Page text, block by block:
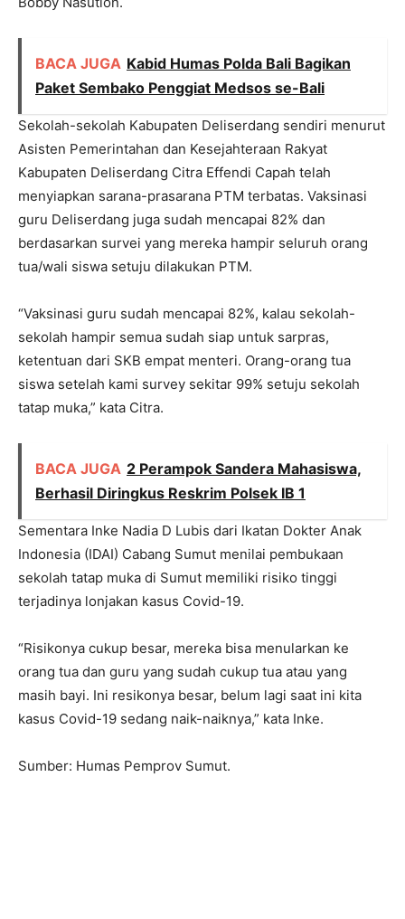
BACA JUGA Kabid Humas Polda Bali Bagikan
Paket Sembako Penggiat Medsos se-Bali
Sekolah-sekolah Kabupaten Deliserdang sendiri menurut
Asisten Pemerintahan dan Kesejahteraan Rakyat
Kabupaten Deliserdang Citra Effendi Capah telah
menyiapkan sarana-prasarana PTM terbatas. Vaksinasi
guru Deliserdang juga sudah mencapai 82% dan
berdasarkan survei yang mereka hampir seluruh orang
tua/wali siswa setuju dilakukan PTM.
“Vaksinasi guru sudah mencapai 82%, kalau sekolah-
sekolah hampir semua sudah siap untuk sarpras,
ketentuan dari SKB empat menteri. Orang-orang tua
siswa setelah kami survey sekitar 99% setuju sekolah
tatap muka,” kata Citra.
BACA JUGA 2 Perampok Sandera Mahasiswa,
Berhasil Diringkus Reskrim Polsek IB 1
Sementara Inke Nadia D Lubis dari Ikatan Dokter Anak
Indonesia (IDAI) Cabang Sumut menilai pembukaan
sekolah tatap muka di Sumut memiliki risiko tinggi
terjadinya lonjakan kasus Covid-19.
“Risikonya cukup besar, mereka bisa menularkan ke
orang tua dan guru yang sudah cukup tua atau yang
masih bayi. Ini resikonya besar, belum lagi saat ini kita
kasus Covid-19 sedang naik-naiknya,” kata Inke.
Sumber: Humas Pemprov Sumut.